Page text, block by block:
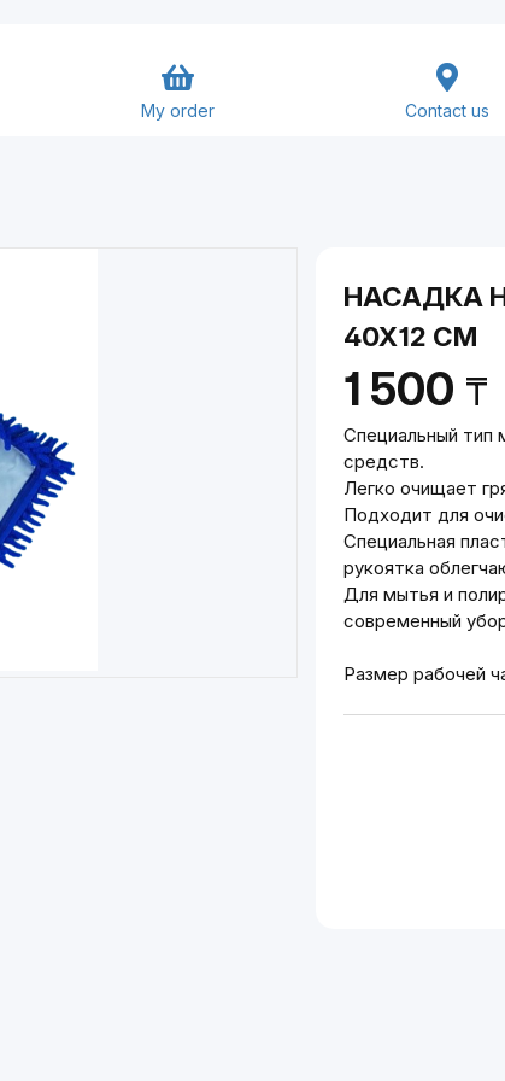
My order Contact us
НАСАДКА
40Х12 СМ
1 500 ₸
Специальный тип
средств.
Легко очищает
Подходит для
Специальная
рукоятка
Для мытья и
современный
Размер рабочей